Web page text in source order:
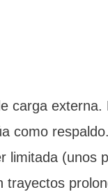
carga
como respaldo.
limitada (unos
trayectos